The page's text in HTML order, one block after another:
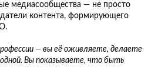
медиасообщества — не просто
контента, формирующего
— вы её оживляете, делаете
Вы показываете, что быть